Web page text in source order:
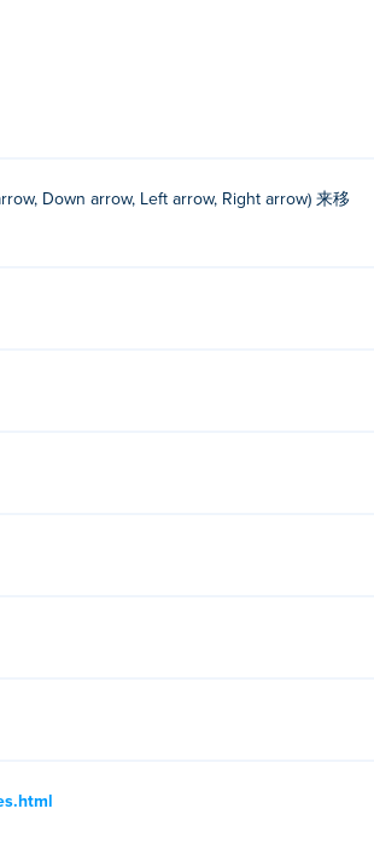
Down arrow, Left arrow, Right arrow) 来移